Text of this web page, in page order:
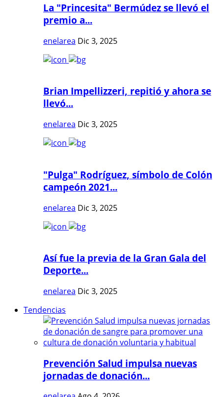
La "Princesita" Bermúdez se llevó el
premio a...
enelarea Dic 3, 2025
Brian Impellizzeri, repitió y ahora se
llevó...
enelarea Dic 3, 2025
"Pulga" Rodríguez, símbolo de Colón
campeón 2021...
enelarea Dic 3, 2025
Así fue la previa de la Gran Gala del
Deporte...
enelarea Dic 3, 2025
Tendencias
Prevención Salud impulsa nuevas
jornadas de donación...